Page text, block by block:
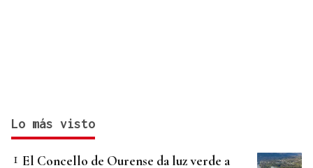
Lo más visto
El Concello de Ourense da luz verde a